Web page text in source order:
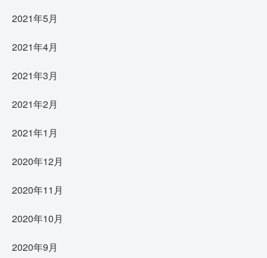
2021年5月
2021年4月
2021年3月
2021年2月
2021年1月
2020年12月
2020年11月
2020年10月
2020年9月